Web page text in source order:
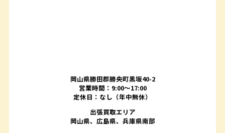
岡山県勝田郡勝央町黒坂40-2
営業時間：9:00～17:00
定休日：なし（年中無休）
出張買取エリア
岡山県、広島県、兵庫県南部